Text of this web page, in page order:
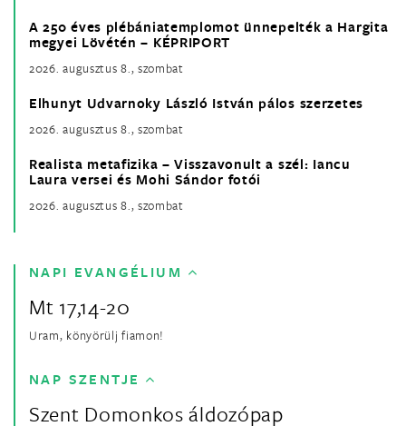
A 250 éves plébániatemplomot ünnepelték a Hargita
megyei Lövétén – KÉPRIPORT
2026. augusztus 8., szombat
Elhunyt Udvarnoky László István pálos szerzetes
2026. augusztus 8., szombat
Realista metafizika – Visszavonult a szél: Iancu
Laura versei és Mohi Sándor fotói
2026. augusztus 8., szombat
NAPI EVANGÉLIUM
Mt 17,14-20
Uram, könyörülj fiamon!
NAP SZENTJE
Szent Domonkos áldozópap